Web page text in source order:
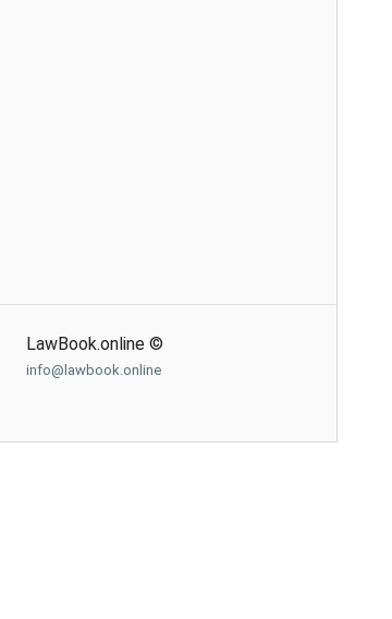
LawBook.online ©
info@lawbook.online